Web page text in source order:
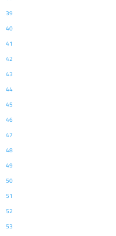
39
40
41
42
43
44
45
46
47
48
49
50
51
52
53